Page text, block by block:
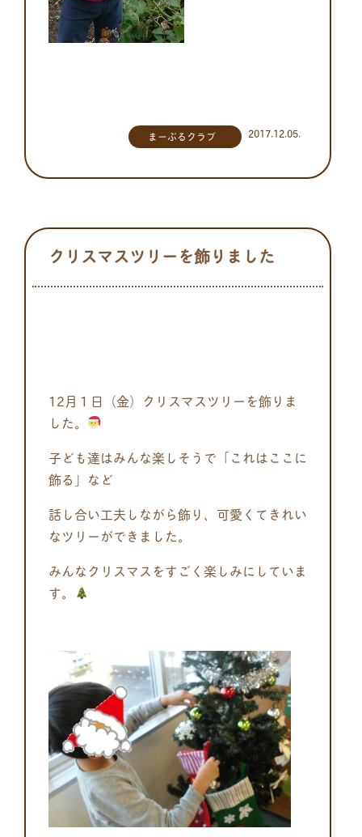
2017.12.05.
まーぶるクラブ
クリスマスツリーを飾りました
12月１日（金）クリスマスツリーを飾りま
した。
子ども達はみんな楽しそうで「これはここに
飾る」など
話し合い工夫しながら飾り、可愛くてきれい
なツリーができました。
みんなクリスマスをすごく楽しみにしていま
す。